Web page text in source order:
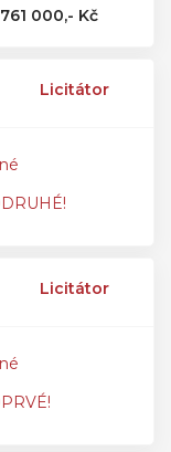
761 000,- Kč
Licitátor
Licitátor